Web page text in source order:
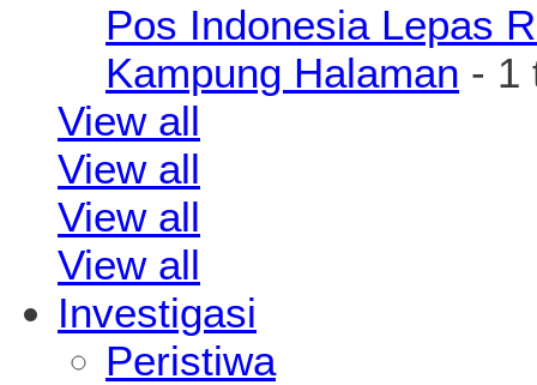
Pos Indonesia Lepas
Kampung Halaman - 1
View all
View all
View all
View all
Investigasi
Peristiwa